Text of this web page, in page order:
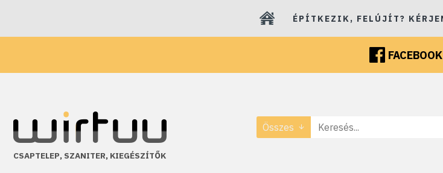
ÉPÍTKEZIK, FELÚJÍT?
FACEBOOK
CSAPTELEP, SZANITER, KIEGÉSZÍTŐK
Összes